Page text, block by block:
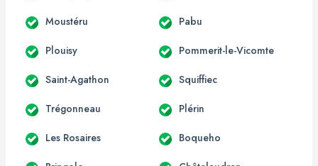
Moustéru Pabu
Plouisy Pommerit-le-Vicomte
Saint-Agathon Squiffiec
Trégonneau Plérin
Les Rosaires Boqueho